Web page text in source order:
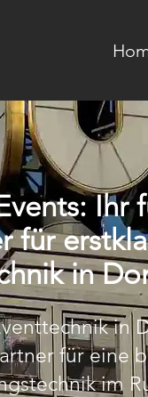
Ihr
für
in
in
für eine
im